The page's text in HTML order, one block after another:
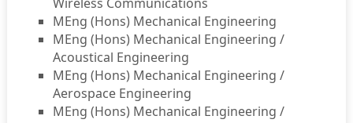
MEng (Hons) Mechanical Engineering
MEng (Hons) Mechanical Engineering /
Acoustical Engineering
MEng (Hons) Mechanical Engineering /
Aerospace Engineering
MEng (Hons) Mechanical Engineering /